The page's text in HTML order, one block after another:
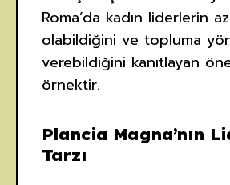
Roma’da kadın liderlerin
olabildiğini ve topluma
verebildiğini kanıtlayan
örnektir.
Plancia Magna’nın
Tarzı